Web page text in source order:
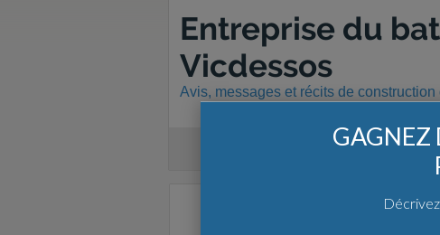
Entreprise du
Vicdessos
Avis, messages et récits de
GAGNEZ